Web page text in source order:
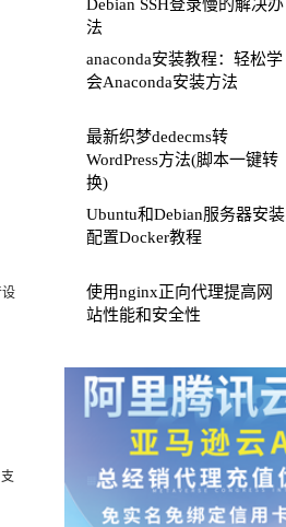
Debian SSH登录慢的解决办
法
anaconda安装教程：轻松学
会Anaconda安装方法
最新织梦dedecms转
WordPress方法(脚本一键转
换)
Ubuntu和Debian服务器安装
配置Docker教程
使用nginx正向代理提高网
站性能和安全性